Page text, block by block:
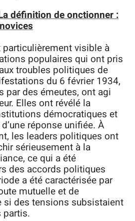
définition de onctionner :
particulièrement visible à
populaires qui ont pris
troubles politiques de
du 6 février 1934,
par des émeutes, ont agi
Elles ont révélé la
démocratiques et
réponse unifiée. À
les leaders politiques ont
sérieusement à la
ce qui a été
des accords politiques
a été caractérisée par
mutuelle et de
des tensions subsistaient
partis.